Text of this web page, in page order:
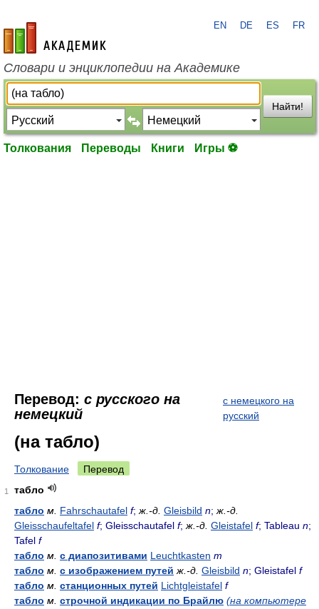
academic.ru
EN DE ES FR
Словари и энциклопедии на Академике
Найти!
Толкования Переводы Книги Игры ⚽
Перевод: с русского на
немецкий
с немецкого на
русский
(на табло)
Толкование Перевод
1
табло
табло м. Fahrschautafel f; ж.-д. Gleisbild n; ж.-д.
Gleisschaufeltafel f; Gleisschautafel f; ж.-д. Gleistafel f; Tableau n;
Tafel f
табло м. с диапозитивами Leuchtkasten m
табло м. с изображением путей ж.-д. Gleisbild n; Gleistafel f
табло м. станционных путей Lichtgleistafel f
табло м. строчной индикации по Брайлю (на компьютере